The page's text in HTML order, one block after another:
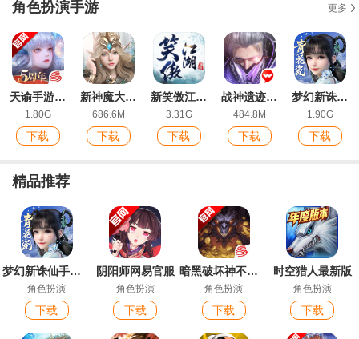
角色扮演手游 更多
天谕手游网易版官方版
1.80G
下载
新神魔大陆九游版
686.6M
下载
新笑傲江湖手游IOS福利版
3.31G
下载
战神遗迹ios版
484.8M
下载
梦幻新诛仙手游官方版
1.90G
下载
精品推荐
梦幻新诛仙手游官方版
角色扮演
下载
阴阳师网易官服
角色扮演
下载
暗黑破坏神不朽手游官方版
角色扮演
下载
时空猎人最新版
角色扮演
下载